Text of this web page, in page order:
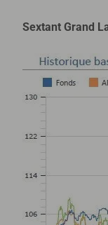
Sextant Grand